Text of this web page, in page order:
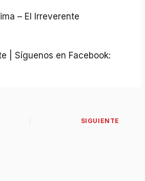
– El Irreverente
| Síguenos en Facebook: